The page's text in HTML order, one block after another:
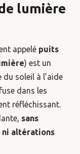
lumière
appelé puits
) est un
soleil à l’aide
dans les
réfléchissant.
sans
ni altérations